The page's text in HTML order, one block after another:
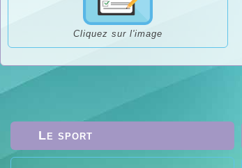
Cliquez sur l'image
Le sport